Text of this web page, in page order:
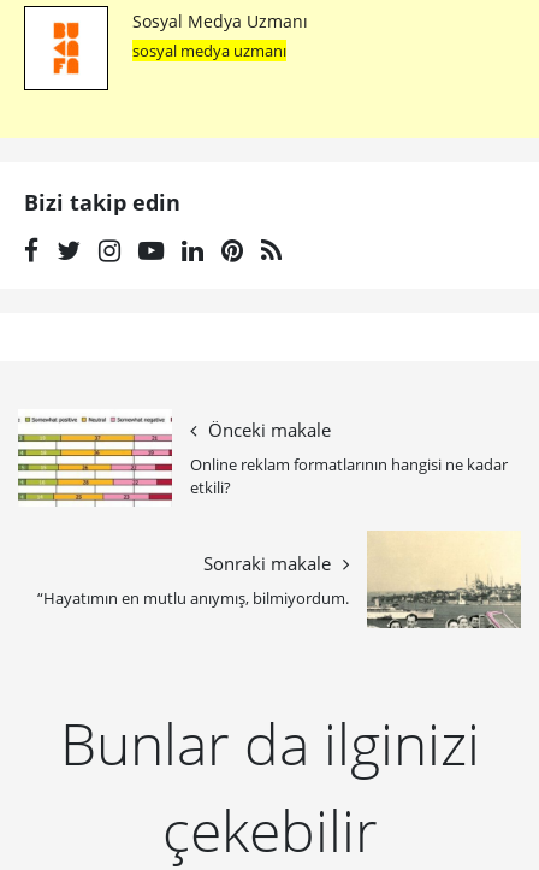
Sosyal Medya Uzmanı
sosyal medya uzmanı
Bizi takip edin
Önceki makale
Online reklam formatlarının hangisi ne kadar
etkili?
Sonraki makale
“Hayatımın en mutlu anıymış, bilmiyordum.
Bunlar da ilginizi
çekebilir